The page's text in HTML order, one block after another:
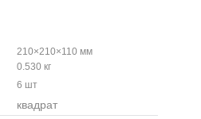
210×210×110 мм
0.530 кг
6 шт
квадрат